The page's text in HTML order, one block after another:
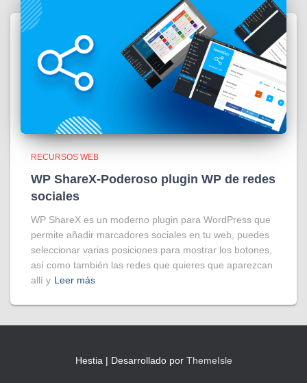
RECURSOS WEB
WP ShareX-Poderoso plugin WP de redes
sociales
WP ShareX es un moderno plugin para WordPress que
permite añadir marcadores sociales en tu web, puedes
seleccionar varias posiciones para mostrar los botones,
así como también las redes que quieres que aparezcan
allí y Leer más
Hestia | Desarrollado por ThemeIsle